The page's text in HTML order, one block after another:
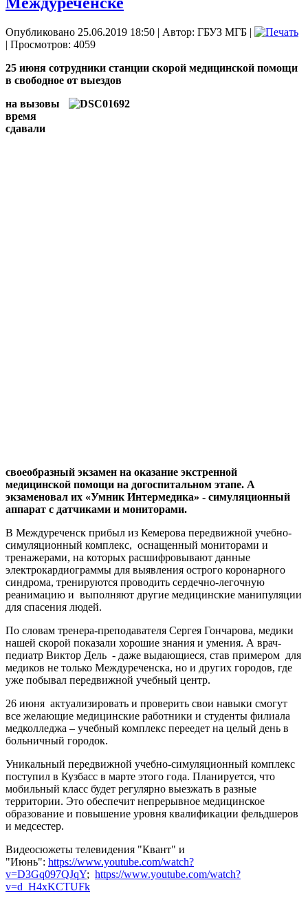
Опубликовано 25.06.2019 18:50 | Автор: ГБУЗ МГБ |
| Просмотров: 4059
25 июня сотрудники станции скорой медицинской помощи
в свободное от выездов
на вызовы
время
сдавали
своеобразный экзамен на оказание экстренной
медицинской помощи на догоспитальном этапе. А
экзаменовал их «Умник Интермедика» - симуляционный
аппарат с датчиками и мониторами.
В Междуреченск прибыл из Кемерова передвижной учебно-
симуляционный комплекс, оснащенный мониторами и
тренажерами, на которых расшифровывают данные
электрокардиограммы для выявления острого коронарного
синдрома, тренируются проводить сердечно-легочную
реанимацию и выполняют другие медицинские манипуляции
для спасения людей.
По словам тренера-преподавателя Сергея Гончарова, медики
нашей скорой показали хорошие знания и умения. А врач-
педиатр Виктор Дель - даже выдающиеся, став примером для
медиков не только Междуреченска, но и других городов, где
уже побывал передвижной учебный центр.
26 июня актуализировать и проверить свои навыки смогут
все желающие медицинские работники и студенты филиала
медколледжа – учебный комплекс переедет на целый день в
больничный городок.
Уникальный передвижной учебно-симуляционный комплекс
поступил в Кузбасс в марте этого года. Планируется, что
мобильный класс будет регулярно выезжать в разные
территории. Это обеспечит непрерывное медицинское
образование и повышение уровня квалификации фельдшеров
и медсестер.
Видеосюжеты телевидения "Квант" и
"Июнь": https://www.youtube.com/watch?
v=D3Gq097QJqY; https://www.youtube.com/watch?
v=d_H4xKCTUFk